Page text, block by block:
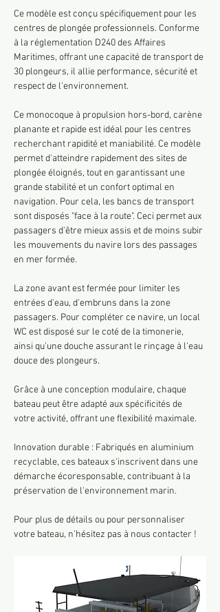
Ce modèle est conçu spécifiquement pour les
centres de plongée professionnels. Conforme
à la réglementation D240 des Affaires
Maritimes, offrant une capacité de transport de
30 plongeurs, il allie performance, sécurité et
respect de l'environnement.
Ce monocoque à propulsion hors-bord, carène
planante et rapide est idéal pour les centres
recherchant rapidité et maniabilité. Ce modèle
permet d'atteindre rapidement des sites de
plongée éloignés, tout en garantissant une
grande stabilité et un confort optimal en
navigation. Pour cela, les bancs de transport
sont disposés "face à la route". Ceci permet aux
passagers d'être mieux assis et de moins subir
les mouvements du navire lors des passages
en mer formée.
La zone avant est fermée pour limiter les
entrées d'eau, d'embruns dans la zone
passagers. Pour compléter ce navire, un local
WC est disposé sur le coté de la timonerie,
ainsi qu'une douche assurant le rinçage à l'eau
douce des plongeurs.
Grâce à une conception modulaire, chaque
bateau peut être adapté aux spécificités de
votre activité, offrant une flexibilité maximale.
Innovation durable : Fabriqués en aluminium
recyclable, ces bateaux s'inscrivent dans une
démarche écoresponsable, contribuant à la
préservation de l'environnement marin.
Pour plus de détails ou pour personnaliser
votre bateau, n’hésitez pas à nous contacter !